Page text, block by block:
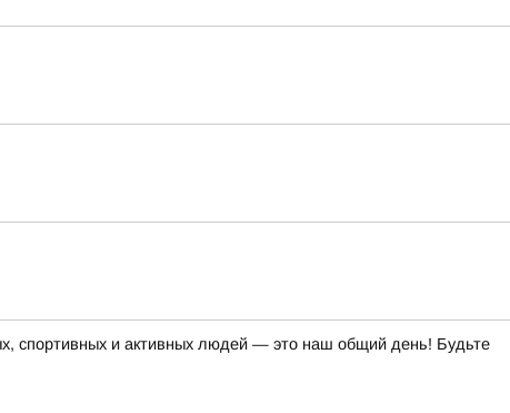
спортивных и активных людей — это наш общий день! Будьте